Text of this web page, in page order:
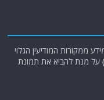
ממקורות המודיעין הגלוי
על מנת להביא את תמונת